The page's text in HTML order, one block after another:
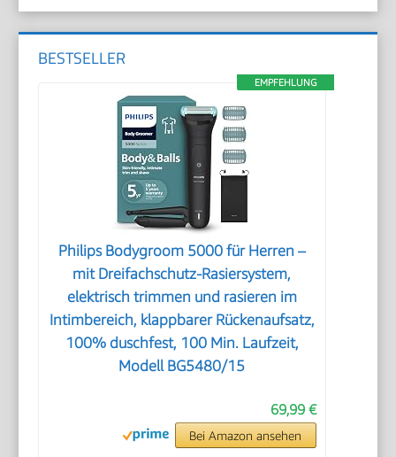
BESTSELLER
EMPFEHLUNG
Philips Bodygroom 5000 für Herren –
mit Dreifachschutz-Rasiersystem,
elektrisch trimmen und rasieren im
Intimbereich, klappbarer Rückenaufsatz,
100% duschfest, 100 Min. Laufzeit,
Modell BG5480/15
69,99 €
Bei Amazon ansehen